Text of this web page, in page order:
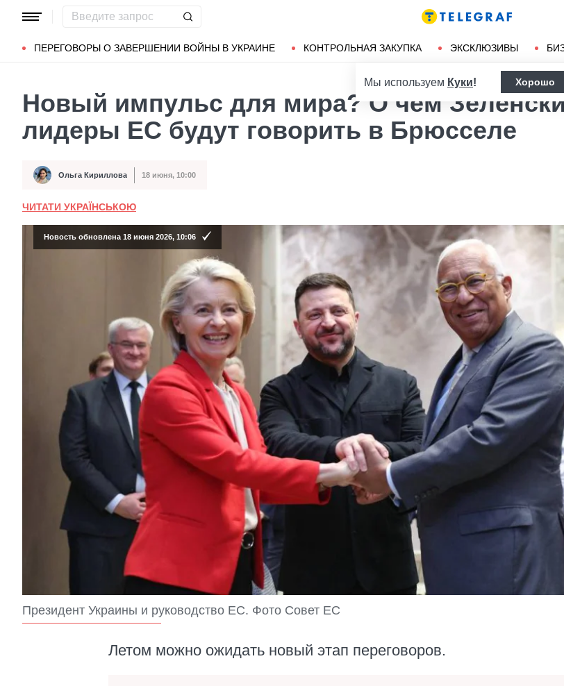
ПЕРЕГОВОРЫ О ЗАВЕРШЕНИИ ВОЙНЫ В УКРАИНЕ КОНТРОЛЬНАЯ ЗАКУПКА ЭКСКЛЮЗИВЫ
Популярные запросы Мариуполь
Мы используем Куки! Хорошо
Новый импульс для мира? О чем
лидеры ЕС будут говорить в Брюсселе
Автор Ольга Кириллова
Дата публикации 18 июня, 10:00
ЧИТАТИ УКРАЇНСЬКОЮ
Новость обновлена 18 июня 2026, 10:06
Президент Украины и руководство ЕС. Фото Совет ЕС
Летом можно ожидать новый этап переговоров.